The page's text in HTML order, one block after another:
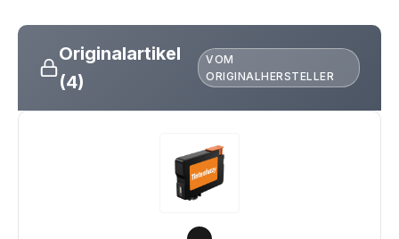
Originalartikel
(4)
VOM
ORIGINALHERSTELLER